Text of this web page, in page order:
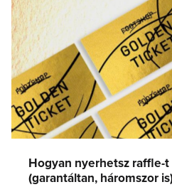
Hogyan nyerhetsz raffle-t
(garantáltan, háromszor